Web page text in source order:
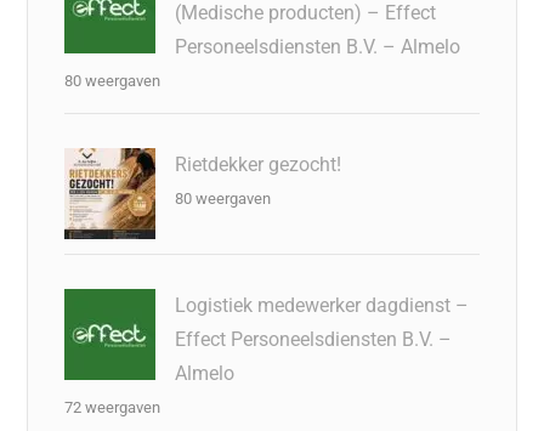
(Medische producten) – Effect
Personeelsdiensten B.V. – Almelo
80 weergaven
Rietdekker gezocht!
80 weergaven
Logistiek medewerker dagdienst –
Effect Personeelsdiensten B.V. –
Almelo
72 weergaven